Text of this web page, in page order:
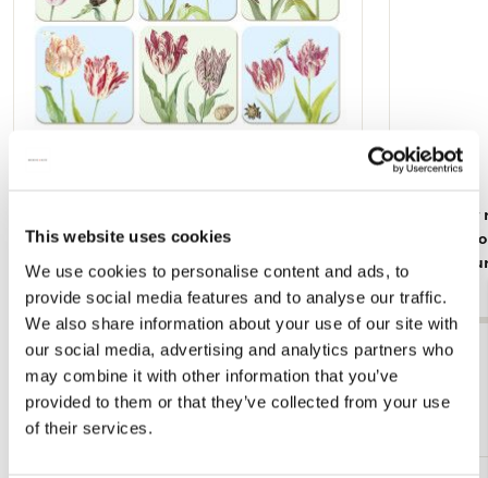
This website uses cookies
We use cookies to personalise content and ads, to
provide social media features and to analyse our traffic.
We also share information about your use of our site with
our social media, advertising and analytics partners who
may combine it with other information that you’ve
provided to them or that they’ve collected from your use
of their services.
Collection Rijksmuseum Amsterdam
€ 12,99
Caspar
€ 7,99
Bekijk alles van Collection Rijksmuseum
Meer van Hollandse Meesters